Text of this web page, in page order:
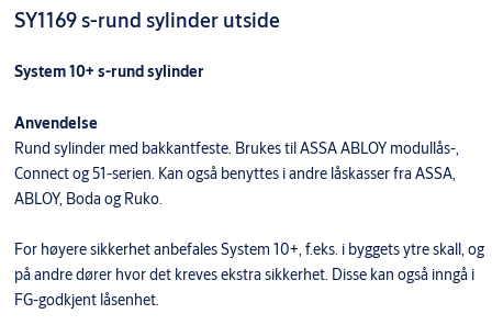
SY1169 s-rund sylinder utside
System 10+ s-rund sylinder
Anvendelse
Rund sylinder med bakkantfeste. Brukes til ASSA ABLOY modullås-,
Connect og 51-serien. Kan også benyttes i andre låskasser fra ASSA,
ABLOY, Boda og Ruko.
For høyere sikkerhet anbefales System 10+, f.eks. i byggets ytre skall, og
på andre dører hvor det kreves ekstra sikkerhet. Disse kan også inngå i
FG-godkjent låsenhet.